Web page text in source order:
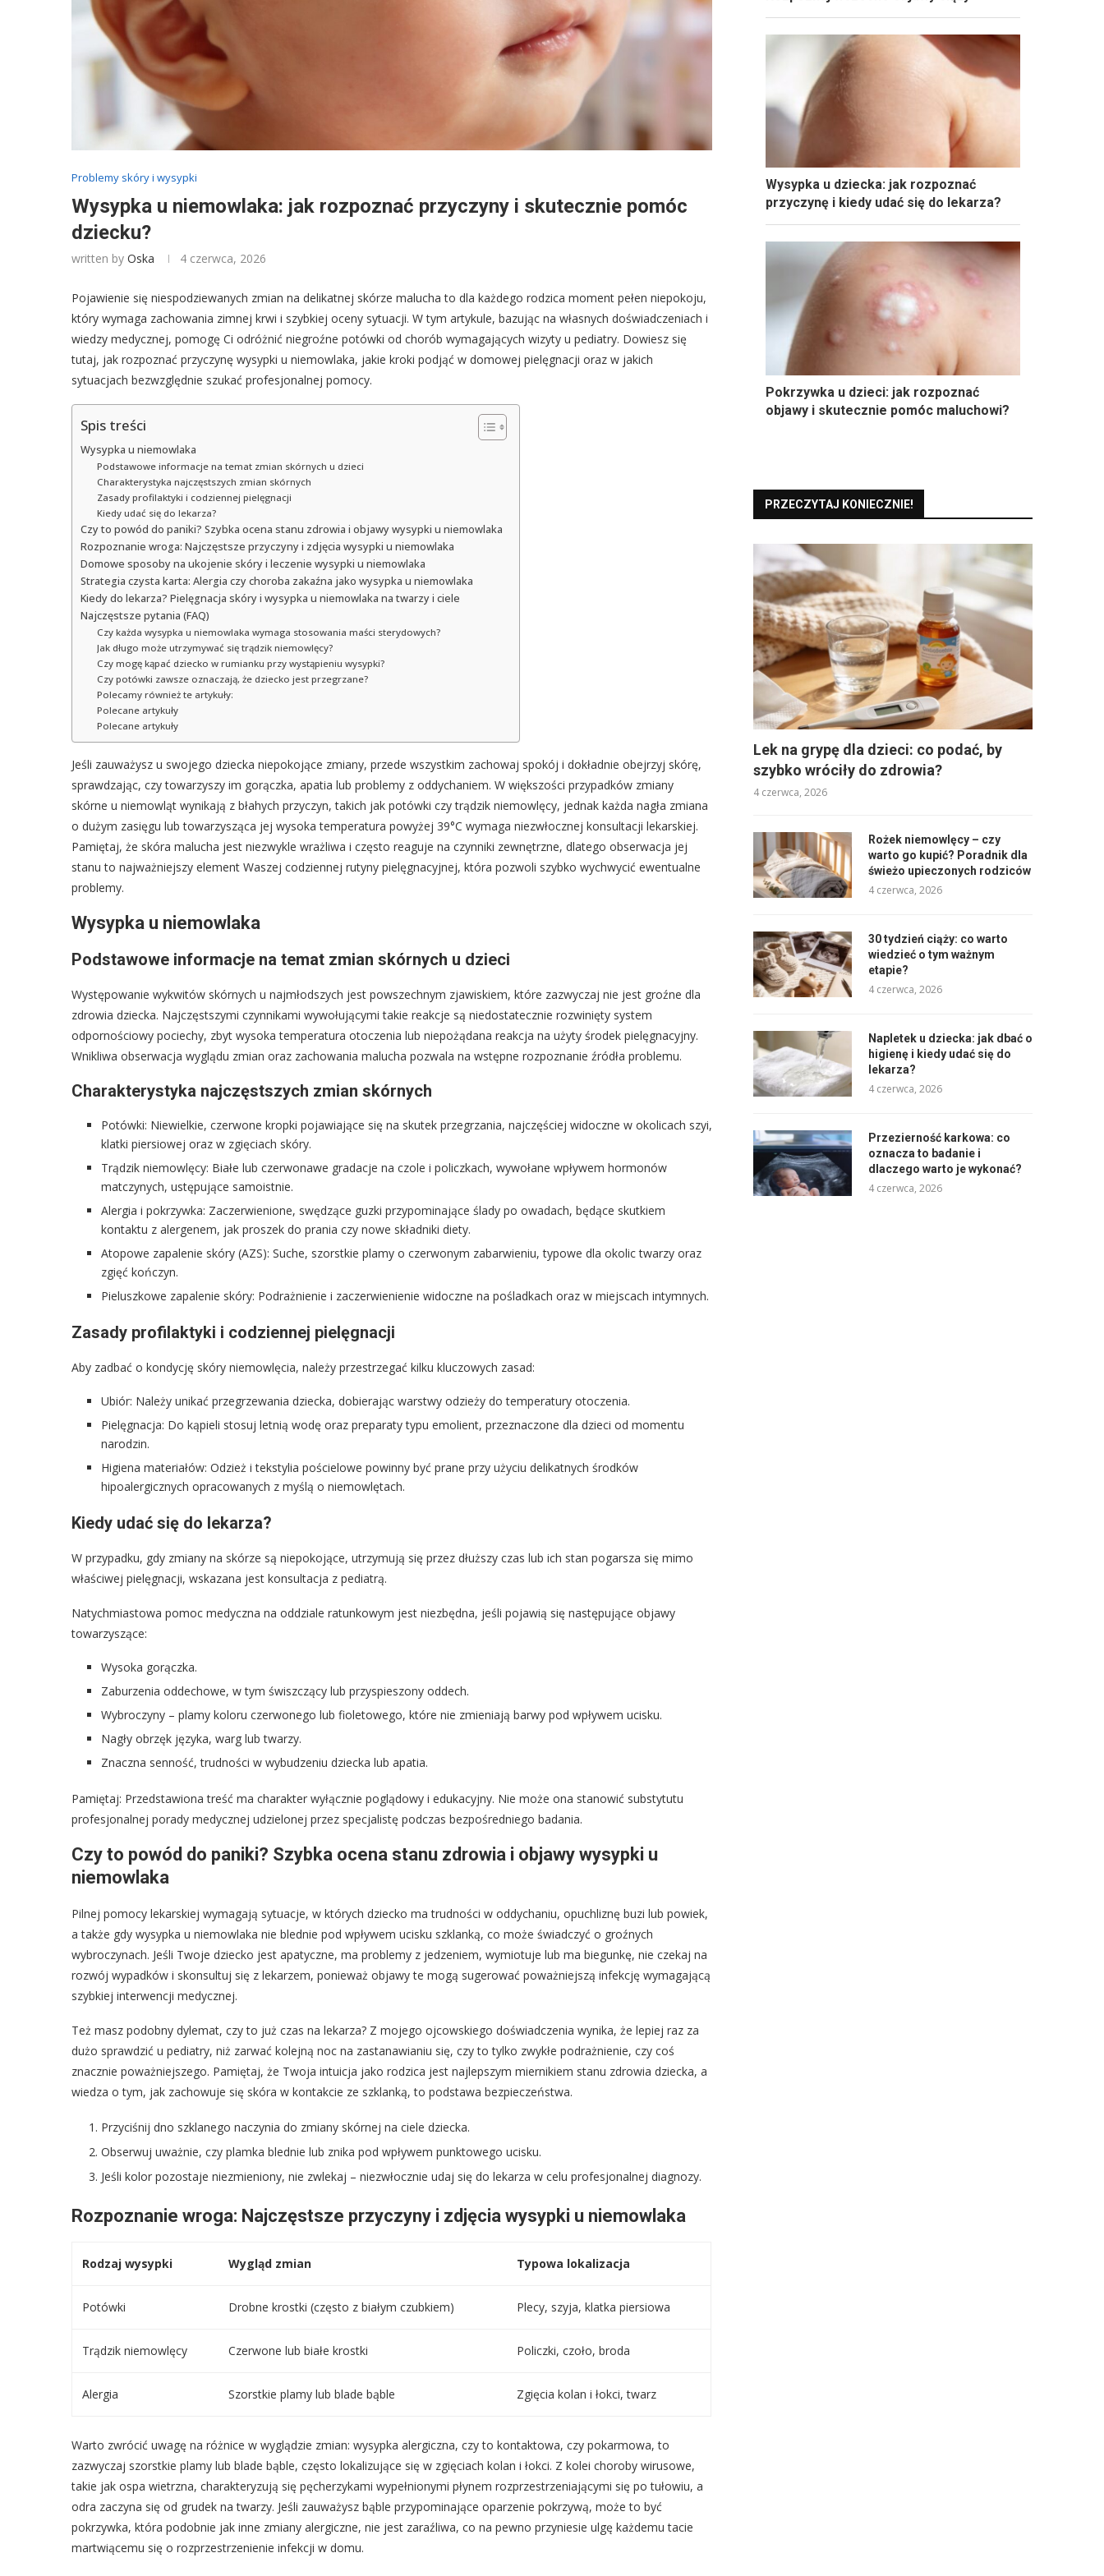
Problemy skóry i wysypki
Wysypka u niemowlaka: jak rozpoznać przyczyny i skutecznie pomóc
dziecku?
written by Oska 4 czerwca, 2026
Pojawienie się niespodziewanych zmian na delikatnej skórze malucha to dla każdego rodzica moment pełen niepokoju,
który wymaga zachowania zimnej krwi i szybkiej oceny sytuacji. W tym artykule, bazując na własnych doświadczeniach i
wiedzy medycznej, pomogę Ci odróżnić niegroźne potówki od chorób wymagających wizyty u pediatry. Dowiesz się
tutaj, jak rozpoznać przyczynę wysypki u niemowlaka, jakie kroki podjąć w domowej pielęgnacji oraz w jakich
sytuacjach bezwzględnie szukać profesjonalnej pomocy.
Spis treści
Wysypka u niemowlaka
Podstawowe informacje na temat zmian skórnych u dzieci
Charakterystyka najczęstszych zmian skórnych
Zasady profilaktyki i codziennej pielęgnacji
Kiedy udać się do lekarza?
Czy to powód do paniki? Szybka ocena stanu zdrowia i objawy wysypki u niemowlaka
Rozpoznanie wroga: Najczęstsze przyczyny i zdjęcia wysypki u niemowlaka
Domowe sposoby na ukojenie skóry i leczenie wysypki u niemowlaka
Strategia czysta karta: Alergia czy choroba zakaźna jako wysypka u niemowlaka
Kiedy do lekarza? Pielęgnacja skóry i wysypka u niemowlaka na twarzy i ciele
Najczęstsze pytania (FAQ)
Czy każda wysypka u niemowlaka wymaga stosowania maści sterydowych?
Jak długo może utrzymywać się trądzik niemowlęcy?
Czy mogę kąpać dziecko w rumianku przy wystąpieniu wysypki?
Czy potówki zawsze oznaczają, że dziecko jest przegrzane?
Polecamy również te artykuły:
Polecane artykuły
Polecane artykuły
Jeśli zauważysz u swojego dziecka niepokojące zmiany, przede wszystkim zachowaj spokój i dokładnie obejrzyj skórę,
sprawdzając, czy towarzyszy im gorączka, apatia lub problemy z oddychaniem. W większości przypadków zmiany
skórne u niemowląt wynikają z błahych przyczyn, takich jak potówki czy trądzik niemowlęcy, jednak każda nagła zmiana
o dużym zasięgu lub towarzysząca jej wysoka temperatura powyżej 39°C wymaga niezwłocznej konsultacji lekarskiej.
Pamiętaj, że skóra malucha jest niezwykle wrażliwa i często reaguje na czynniki zewnętrzne, dlatego obserwacja jej
stanu to najważniejszy element Waszej codziennej rutyny pielęgnacyjnej, która pozwoli szybko wychwycić ewentualne
problemy.
Wysypka u niemowlaka
Podstawowe informacje na temat zmian skórnych u dzieci
Występowanie wykwitów skórnych u najmłodszych jest powszechnym zjawiskiem, które zazwyczaj nie jest groźne dla
zdrowia dziecka. Najczęstszymi czynnikami wywołującymi takie reakcje są niedostatecznie rozwinięty system
odpornościowy pociechy, zbyt wysoka temperatura otoczenia lub niepożądana reakcja na użyty środek pielęgnacyjny.
Wnikliwa obserwacja wyglądu zmian oraz zachowania malucha pozwala na wstępne rozpoznanie źródła problemu.
Charakterystyka najczęstszych zmian skórnych
Potówki: Niewielkie, czerwone kropki pojawiające się na skutek przegrzania, najczęściej widoczne w okolicach szyi,
klatki piersiowej oraz w zgięciach skóry.
Trądzik niemowlęcy: Białe lub czerwonawe gradacje na czole i policzkach, wywołane wpływem hormonów
matczynych, ustępujące samoistnie.
Alergia i pokrzywka: Zaczerwienione, swędzące guzki przypominające ślady po owadach, będące skutkiem
kontaktu z alergenem, jak proszek do prania czy nowe składniki diety.
Atopowe zapalenie skóry (AZS): Suche, szorstkie plamy o czerwonym zabarwieniu, typowe dla okolic twarzy oraz
zgięć kończyn.
Pieluszkowe zapalenie skóry: Podrażnienie i zaczerwienienie widoczne na pośladkach oraz w miejscach intymnych.
Zasady profilaktyki i codziennej pielęgnacji
Aby zadbać o kondycję skóry niemowlęcia, należy przestrzegać kilku kluczowych zasad:
Ubiór: Należy unikać przegrzewania dziecka, dobierając warstwy odzieży do temperatury otoczenia.
Pielęgnacja: Do kąpieli stosuj letnią wodę oraz preparaty typu emolient, przeznaczone dla dzieci od momentu
narodzin.
Higiena materiałów: Odzież i tekstylia pościelowe powinny być prane przy użyciu delikatnych środków
hipoalergicznych opracowanych z myślą o niemowlętach.
Kiedy udać się do lekarza?
W przypadku, gdy zmiany na skórze są niepokojące, utrzymują się przez dłuższy czas lub ich stan pogarsza się mimo
właściwej pielęgnacji, wskazana jest konsultacja z pediatrą.
Natychmiastowa pomoc medyczna na oddziale ratunkowym jest niezbędna, jeśli pojawią się następujące objawy
towarzyszące:
Wysoka gorączka.
Zaburzenia oddechowe, w tym świszczący lub przyspieszony oddech.
Wybroczyny – plamy koloru czerwonego lub fioletowego, które nie zmieniają barwy pod wpływem ucisku.
Nagły obrzęk języka, warg lub twarzy.
Znaczna senność, trudności w wybudzeniu dziecka lub apatia.
Pamiętaj: Przedstawiona treść ma charakter wyłącznie poglądowy i edukacyjny. Nie może ona stanowić substytutu
profesjonalnej porady medycznej udzielonej przez specjalistę podczas bezpośredniego badania.
Czy to powód do paniki? Szybka ocena stanu zdrowia i objawy wysypki u
niemowlaka
Pilnej pomocy lekarskiej wymagają sytuacje, w których dziecko ma trudności w oddychaniu, opuchliznę buzi lub powiek,
a także gdy wysypka u niemowlaka nie blednie pod wpływem ucisku szklanką, co może świadczyć o groźnych
wybroczynach. Jeśli Twoje dziecko jest apatyczne, ma problemy z jedzeniem, wymiotuje lub ma biegunkę, nie czekaj na
rozwój wypadków i skonsultuj się z lekarzem, ponieważ objawy te mogą sugerować poważniejszą infekcję wymagającą
szybkiej interwencji medycznej.
Też masz podobny dylemat, czy to już czas na lekarza? Z mojego ojcowskiego doświadczenia wynika, że lepiej raz za
dużo sprawdzić u pediatry, niż zarwać kolejną noc na zastanawianiu się, czy to tylko zwykłe podrażnienie, czy coś
znacznie poważniejszego. Pamiętaj, że Twoja intuicja jako rodzica jest najlepszym miernikiem stanu zdrowia dziecka, a
wiedza o tym, jak zachowuje się skóra w kontakcie ze szklanką, to podstawa bezpieczeństwa.
Przyciśnij dno szklanego naczynia do zmiany skórnej na ciele dziecka.
Obserwuj uważnie, czy plamka blednie lub znika pod wpływem punktowego ucisku.
Jeśli kolor pozostaje niezmieniony, nie zwlekaj – niezwłocznie udaj się do lekarza w celu profesjonalnej diagnozy.
Rozpoznanie wroga: Najczęstsze przyczyny i zdjęcia wysypki u niemowlaka
Rodzaj wysypki Wygląd zmian Typowa lokalizacja
Potówki Drobne krostki (często z białym czubkiem) Plecy, szyja, klatka piersiowa
Trądzik niemowlęcy Czerwone lub białe krostki Policzki, czoło, broda
Alergia Szorstkie plamy lub blade bąble Zgięcia kolan i łokci, twarz
Warto zwrócić uwagę na różnice w wyglądzie zmian: wysypka alergiczna, czy to kontaktowa, czy pokarmowa, to
zazwyczaj szorstkie plamy lub blade bąble, często lokalizujące się w zgięciach kolan i łokci. Z kolei choroby wirusowe,
takie jak ospa wietrzna, charakteryzują się pęcherzykami wypełnionymi płynem rozprzestrzeniającymi się po tułowiu, a
odra zaczyna się od grudek na twarzy. Jeśli zauważysz bąble przypominające oparzenie pokrzywą, może to być
pokrzywka, która podobnie jak inne zmiany alergiczne, nie jest zaraźliwa, co na pewno przyniesie ulgę każdemu tacie
martwiącemu się o rozprzestrzenienie infekcji w domu.
Wysypka u dziecka: jak rozpoznać
przyczynę i kiedy udać się do lekarza?
Pokrzywka u dzieci: jak rozpoznać
objawy i skutecznie pomóc maluchowi?
PRZECZYTAJ KONIECZNIE!
Lek na grypę dla dzieci: co podać, by
szybko wróciły do zdrowia?
4 czerwca, 2026
Rożek niemowlęcy – czy
warto go kupić? Poradnik dla
świeżo upieczonych rodziców
4 czerwca, 2026
30 tydzień ciąży: co warto
wiedzieć o tym ważnym
etapie?
4 czerwca, 2026
Napletek u dziecka: jak dbać o
higienę i kiedy udać się do
lekarza?
4 czerwca, 2026
Przezierność karkowa: co
oznacza to badanie i
dlaczego warto je wykonać?
4 czerwca, 2026